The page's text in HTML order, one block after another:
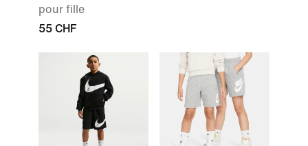
pour fille
55 CHF